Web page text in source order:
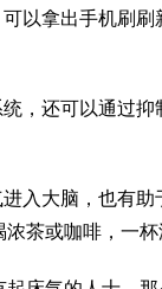
以拿出手机刷
，还可以通过
入大脑，也有
茶或咖啡，一杯